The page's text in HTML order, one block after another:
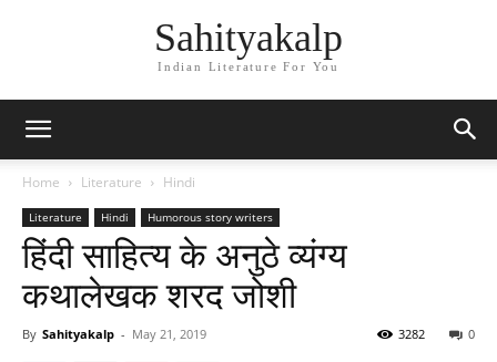
Sahityakalp
Indian Literature For You
Home Literature Hindi
Literature Hindi Humorous story writers
हिंदी साहित्य के अनुठे व्यंग्य
कथालेखक शरद जोशी
By Sahityakalp - May 21, 2019 0
3282